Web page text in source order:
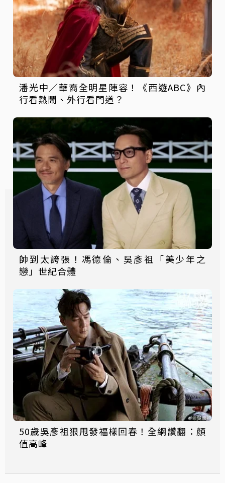
潘光中／華裔全明星陣容！《西遊ABC》內
行看熱鬧、外行看門道？
帥到太誇張！馮德倫、吳彥祖「美少年之
戀」世紀合體
50歲吳彥祖狠甩發福樣回春！全網讚翻：顏
值高峰